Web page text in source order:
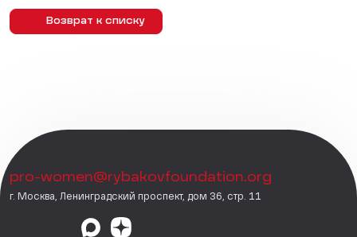
Возврат к списку
pro-women@rybakovfoundation.org
г. Москва, Ленинградский проспект, дом 36, стр. 11